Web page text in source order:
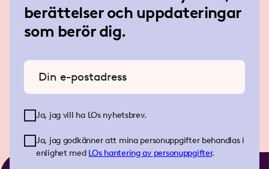
berättelser och uppdateringar
som berör dig.
Ange din e-postadress
Ja, jag vill ha LOs nyhetsbrev.
Ja, jag godkänner att mina personuppgifter behandlas i
enlighet med LOs hantering av personuppgifter.